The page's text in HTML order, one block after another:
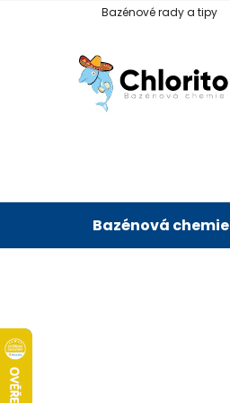
Bazénové rady a tipy
Bazénová chemie